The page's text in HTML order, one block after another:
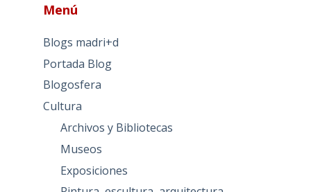
Menú
Blogs madri+d
Portada Blog
Blogosfera
Cultura
Archivos y Bibliotecas
Museos
Exposiciones